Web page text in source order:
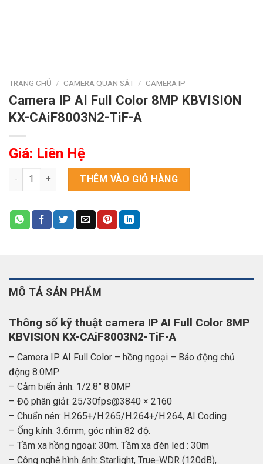
TRANG CHỦ / CAMERA QUAN SÁT / CAMERA IP
Camera IP AI Full Color 8MP KBVISION
KX-CAiF8003N2-TiF-A
Giá: Liên Hệ
Camera IP AI Full Color 8MP KBVISION KX-CAiF8003N2-TiF-A
THÊM VÀO GIỎ HÀNG
MÔ TẢ SẢN PHẨM
Thông số kỹ thuật camera IP AI Full Color 8MP
KBVISION KX-CAiF8003N2-TiF-A
– Camera IP AI Full Color – hồng ngoại – Báo động chủ
động 8.0MP
– Cảm biến ảnh: 1/2.8” 8.0MP
– Độ phân giải: 25/30fps@3840 × 2160
– Chuẩn nén: H.265+/H.265/H.264+/H.264, AI Coding
– Ống kính: 3.6mm, góc nhìn 82 độ.
– Tầm xa hồng ngoại: 30m. Tầm xa đèn led : 30m
– Công nghệ hình ảnh: Starlight, True-WDR (120dB),